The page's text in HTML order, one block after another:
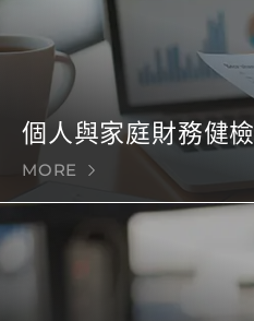
個人與家庭財務健檢
MORE